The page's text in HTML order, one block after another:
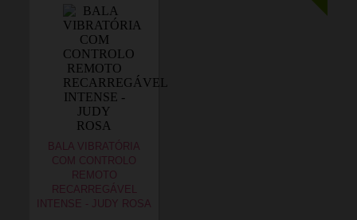
BALA VIBRATÓRIA
COM CONTROLO
REMOTO
RECARREGÁVEL
INTENSE - JUDY ROSA